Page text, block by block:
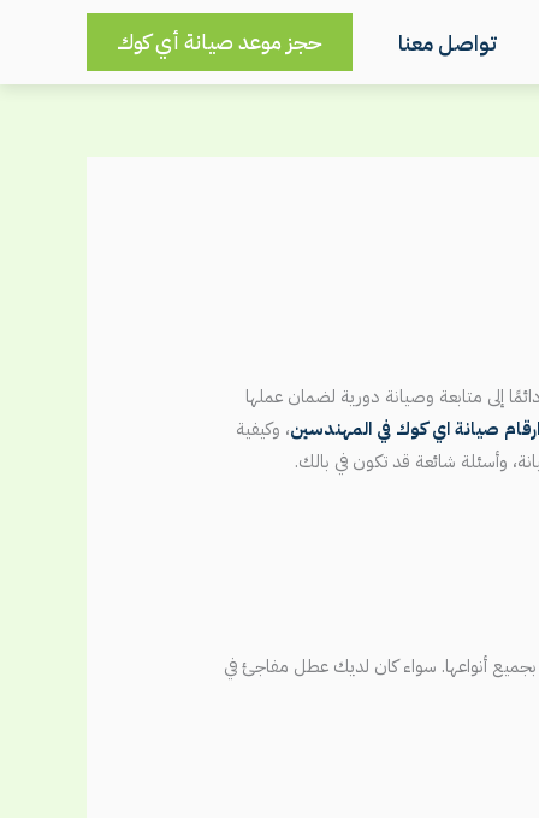
تواصل معنا حجز موعد صيانة أي كوك
إلى متابعة وصيانة دورية لضمان عملها
ارقام صيانة اي كوك في المهندسين، وكيفية
وأسئلة شائعة قد تكون في بالك.
أنواعها. سواء كان لديك عطل مفاجئ في